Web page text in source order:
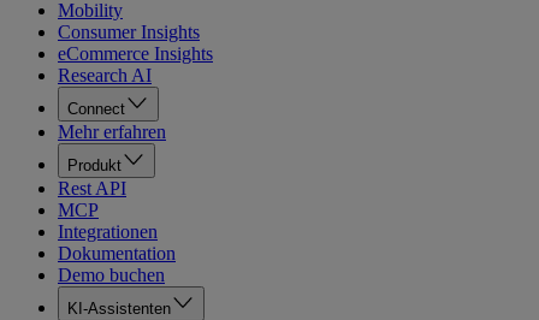
Mobility
Consumer Insights
eCommerce Insights
Research AI
Connect
Mehr erfahren
Produkt
Rest API
MCP
Integrationen
Dokumentation
Demo buchen
KI-Assistenten